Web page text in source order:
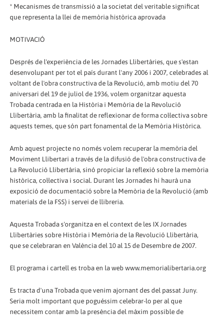
* Mecanismes de transmissió a la societat del veritable significat
que representa la llei de memòria històrica aprovada
MOTIVACIÓ
Després de l'experiència de les Jornades Llibertàries, que s'estan
desenvolupant per tot el país durant l'any 2006 i 2007, celebrades al
voltant de l'obra constructiva de la Revolució, amb motiu del 70
aniversari del 19 de juliol de 1936, volem organitzar aquesta
Trobada centrada en la Història i Memòria de la Revolució
Llibertària, amb la finalitat de reflexionar de forma col·lectiva sobre
aquests temes, que són part fonamental de la Memòria Històrica.
Amb aquest projecte no només volem recuperar la memòria del
Moviment Llibertari a través de la difusió de l'obra constructiva de
La Revolució Llibertària, sinó propiciar la reflexió sobre la memòria
històrica, col·lectiva i social. Durant les Jornades hi haurà una
exposició de documentació sobre la Memòria de la Revolució (amb
materials de la FSS) i servei de llibreria.
Aquesta Trobada s'organitza en el context de les IX Jornades
Llibertàries sobre Història i Memòria de la Revolució Llibertària,
que se celebraran en València del 10 al 15 de Desembre de 2007.
El programa i cartell es troba en la web www.memorialibertaria.org
Es tracta d'una Trobada que venim ajornant des del passat Juny.
Seria molt important que poguéssim celebrar-lo per al que
necessitem contar amb la presència del màxim possible de